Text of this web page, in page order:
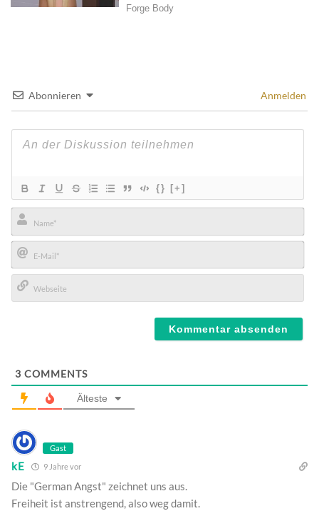
Abonnieren Anmelden
{} [+]
Name*
E-
Mail*
3 COMMENTS
Älteste
Gast
kE 9 Jahre vor
Die "German Angst" zeichnet uns aus.
Freiheit ist anstrengend, also weg damit.